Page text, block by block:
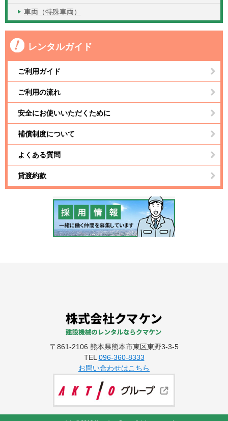
車両（特殊車両）
レンタルガイド
ご利用ガイド
ご利用の流れ
安全にお使いいただくために
補償制度について
よくある質問
貸渡約款
〒861-2106 熊本県熊本市東区東野3-3-5
TEL096-360-8333
お問い合わせはこちら